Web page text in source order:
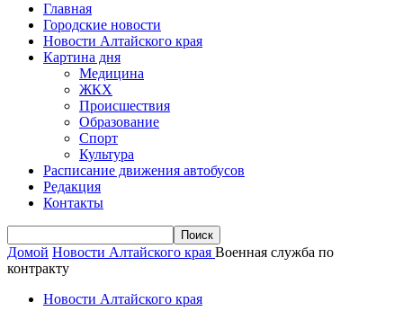
Главная
Городские новости
Новости Алтайского края
Картина дня
Медицина
ЖКХ
Происшествия
Образование
Спорт
Культура
Расписание движения автобусов
Редакция
Контакты
Домой Новости Алтайского края Военная служба по
контракту
Новости Алтайского края